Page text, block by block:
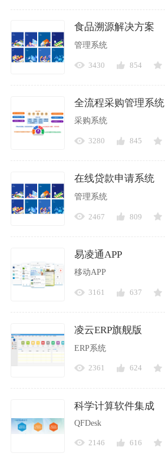
食品溯源解决方案
管理系统
3430 854
全流程采购管理系统
采购系统
3280 845
在线贷款申请系统
管理系统
2467 809
易凌通APP
移动APP
3161 637
凌云ERP旗舰版
ERP系统
2361 624
科学计算软件集成
QFDesk
2146 616